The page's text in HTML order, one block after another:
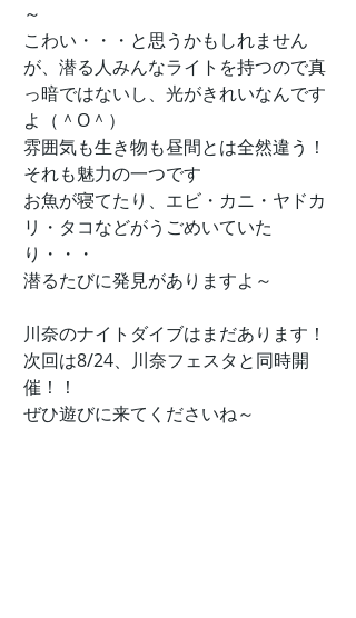
～
こわい・・・と思うかもしれません
が、潜る人みんなライトを持つので真
っ暗ではないし、光がきれいなんです
よ（＾O＾）
雰囲気も生き物も昼間とは全然違う！
それも魅力の一つです
お魚が寝てたり、エビ・カニ・ヤドカ
リ・タコなどがうごめいていた
り・・・
潜るたびに発見がありますよ～
川奈のナイトダイブはまだあります！
次回は8/24、川奈フェスタと同時開
催！！
ぜひ遊びに来てくださいね～